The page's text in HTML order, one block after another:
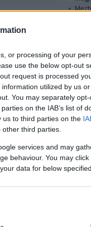
or processing of your
use the below opt-out
request is processed
utilized by us
You may separately
on the IAB’s list of
us to third parties on the
third parties.
services and may
behaviour. You may
data for below
a Kis-
Fekete
is
a
-
múlt évben
amelyben
kaptak
László
a
A
A